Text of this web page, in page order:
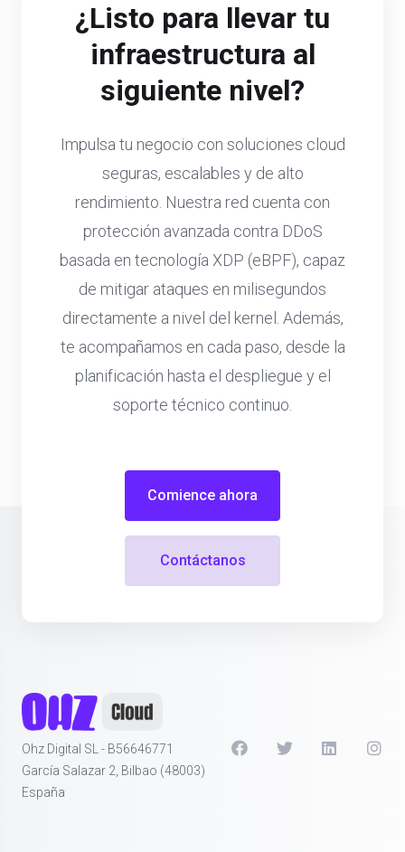
¿Listo para llevar tu
infraestructura al
siguiente nivel?
Impulsa tu negocio con soluciones cloud
seguras, escalables y de alto
rendimiento. Nuestra red cuenta con
protección avanzada contra DDoS
basada en tecnología XDP (eBPF), capaz
de mitigar ataques en milisegundos
directamente a nivel del kernel. Además,
te acompañamos en cada paso, desde la
planificación hasta el despliegue y el
soporte técnico continuo.
Contáctanos
Comience ahora
Ohz Digital SL - B56646771
García Salazar 2, Bilbao (48003)
España